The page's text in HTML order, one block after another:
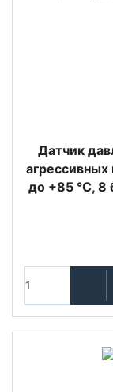
Датчик
агрессивных
до +85 °C, 8